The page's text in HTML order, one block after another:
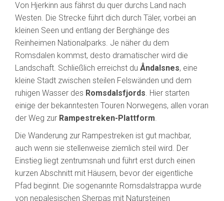
Von Hjerkinn aus fährst du quer durchs Land nach
Westen. Die Strecke führt dich durch Täler, vorbei an
kleinen Seen und entlang der Berghänge des
Reinheimen Nationalparks. Je näher du dem
Romsdalen kommst, desto dramatischer wird die
Landschaft. Schließlich erreichst du Åndalsnes, eine
kleine Stadt zwischen steilen Felswänden und dem
ruhigen Wasser des Romsdalsfjords. Hier starten
einige der bekanntesten Touren Norwegens, allen voran
der Weg zur Rampestreken-Plattform.
Die Wanderung zur Rampestreken ist gut machbar,
auch wenn sie stellenweise ziemlich steil wird. Der
Einstieg liegt zentrumsnah und führt erst durch einen
kurzen Abschnitt mit Häusern, bevor der eigentliche
Pfad beginnt. Die sogenannte Romsdalstrappa wurde
von nepalesischen Sherpas mit Natursteinen